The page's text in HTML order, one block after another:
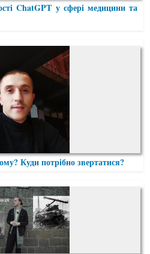
ChatGPT у сфері медицини та
Куди потрібно звертатися?